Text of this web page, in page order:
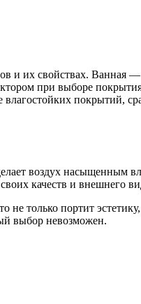
и их свойствах. Ванная
при выборе
влагостойких покрытий,
воздух насыщенным
качеств и внешнего
не только портит
выбор невозможен.